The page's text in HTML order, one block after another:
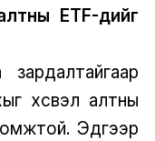
ETF-үүдийг
зардалтайгаар
хүсвэл алтны
Эдгээр